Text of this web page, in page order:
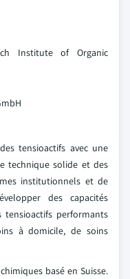
Institute of Organic
tensioactifs avec une
technique solide et des
institutionnels et de
des capacités
performants
à domicile, de soins
basé en Suisse.